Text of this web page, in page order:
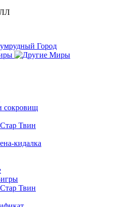
Город
сокровищ
Твин
кидалка
Твин